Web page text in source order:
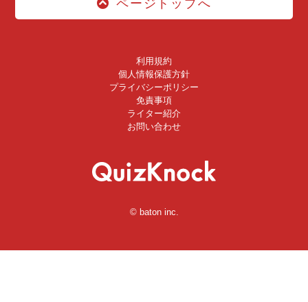
ページトップへ
利用規約
個人情報保護方針
プライバシーポリシー
免責事項
ライター紹介
お問い合わせ
© baton inc.